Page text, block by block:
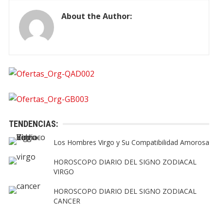
About the Author:
TENDENCIAS:
Los Hombres Virgo y Su Compatibilidad Amorosa
HOROSCOPO DIARIO DEL SIGNO ZODIACAL
VIRGO
HOROSCOPO DIARIO DEL SIGNO ZODIACAL
CANCER